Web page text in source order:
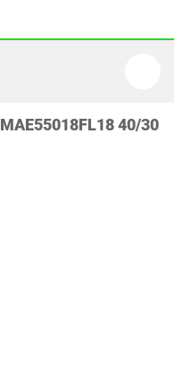
40/30